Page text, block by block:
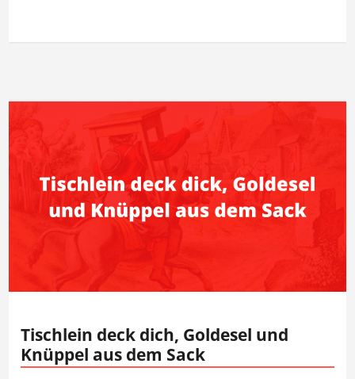
Tischlein deck dich, Goldesel und
Knüppel aus dem Sack